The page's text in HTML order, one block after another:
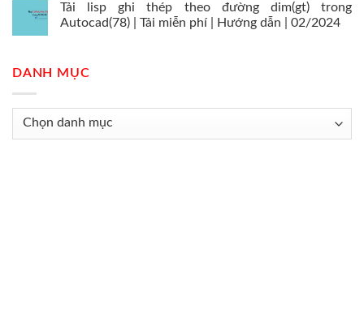
Tải lisp ghi thép theo đường dim(gt) trong
Autocad(78) | Tải miễn phí | Hướng dẫn | 02/2024
DANH MỤC
Danh